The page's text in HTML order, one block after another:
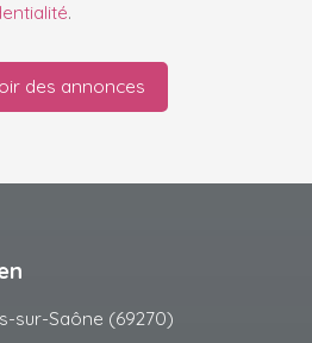
.
des annonces
sur-Saône (69270)